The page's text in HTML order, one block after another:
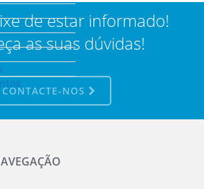
de estar informado!
as suas dúvidas!
CONTACTE-NOS